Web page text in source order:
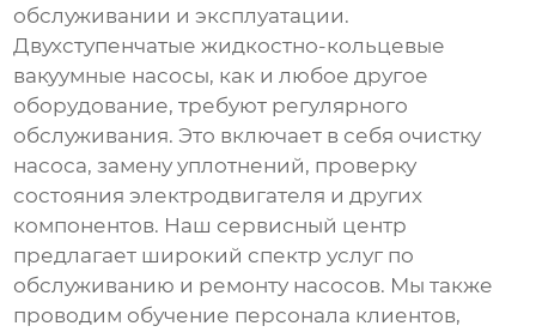
обслуживании и эксплуатации.
Двухступенчатые жидкостно-кольцевые
вакуумные насосы, как и любое другое
оборудование, требуют регулярного
обслуживания. Это включает в себя очистку
насоса, замену уплотнений, проверку
состояния электродвигателя и других
компонентов. Наш сервисный центр
предлагает широкий спектр услуг по
обслуживанию и ремонту насосов. Мы также
проводим обучение персонала клиентов,